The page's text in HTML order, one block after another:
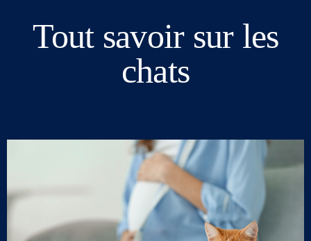
Tout savoir sur les
chats